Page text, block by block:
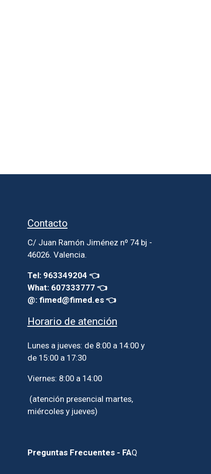
Contacto
C/ Juan Ramón Jiménez nº 74 bj -
46026. Valencia.
Tel: 963349204 👈
What: 607333777 👈
@: fimed@fimed.es 👈
Horario de atención
Lunes a jueves: de 8:00 a 14:00 y
de 15:00 a 17:30
Viernes: 8:00 a 14:00
(atención presencial martes,
miércoles y jueves)
Preguntas Frecuentes - FAQ